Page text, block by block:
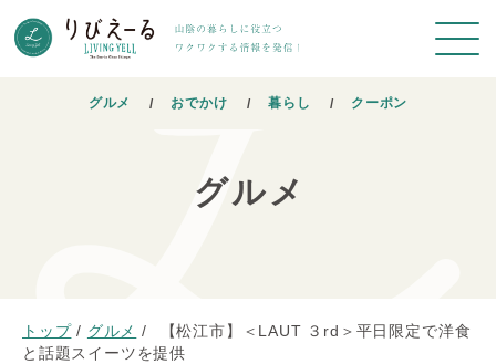
グルメ おでかけ 暮らし クーポン
グルメ
トップ / グルメ /
【松江市】＜LAUT ３rd＞平日限定で洋食
と話題スイーツを提供